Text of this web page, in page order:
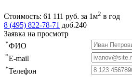
Стоимость: 61 111 руб. за 1м2 в год
8 (495) 822-78-71 доб.240
Заявка на просмотр
*ФИО
*E-mail
*Телефон